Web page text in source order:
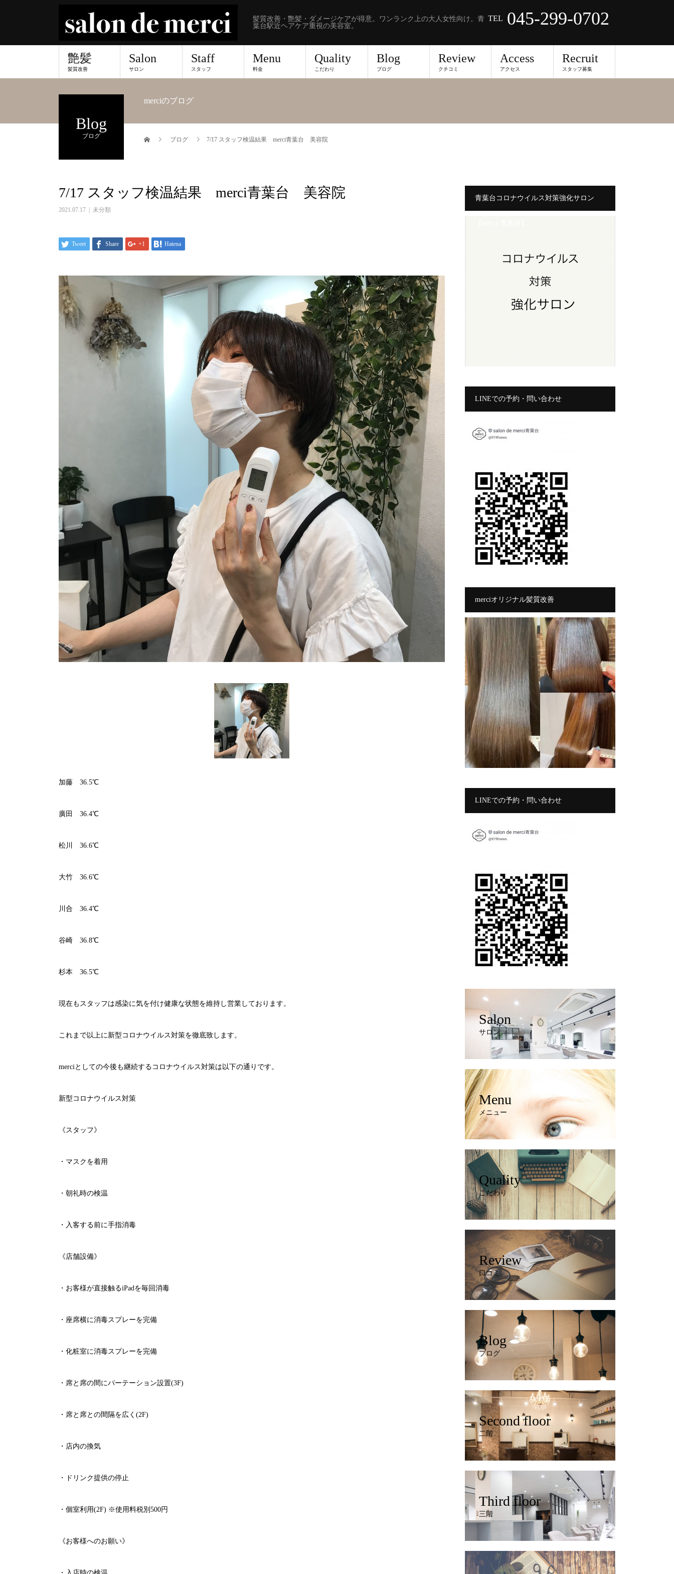
髪質改善・艶髪・ダメージケアが得意。ワンランク上の大人女性向け。青
葉台駅近ヘアケア重視の美容室。
TEL 045-299-0702
艶髪
髪質改善
Salon
サロン
Staff
スタッフ
Menu
料金
Quality
こだわり
Blog
ブログ
Review
クチコミ
Access
アクセス
Recruit
スタッフ募集
Blog
ブログ
merciのブログ
ブログ 7/17 スタッフ検温結果 merci青葉台 美容院
7/17 スタッフ検温結果 merci青葉台 美容院
2021.07.17 未分類
Tweet Share +1 Hatena
加藤 36.5℃
廣田 36.4℃
松川 36.6℃
大竹 36.6℃
川合 36.4℃
谷崎 36.8℃
杉本 36.5℃
現在もスタッフは感染に気を付け健康な状態を維持し営業しております。
これまで以上に新型コロナウイルス対策を徹底致します。
merciとしての今後も継続するコロナウイルス対策は以下の通りです。
新型コロナウイルス対策
《スタッフ》
・マスクを着用
・朝礼時の検温
・入客する前に手指消毒
《店舗設備》
・お客様が直接触るiPadを毎回消毒
・座席横に消毒スプレーを完備
・化粧室に消毒スプレーを完備
・席と席の間にパーテーション設置(3F)
・席と席との間隔を広く (2F)
・店内の換気
・ドリンク提供の停止
・個室利用(2F) ※使用料税別 500円
《お客様へのお願い》
青葉台コロナウイルス対策強化サロン
LINEでの予約・問い合わせ
merciオリジナル髪質改善
LINEでの予約・問い合わせ
Salon
サロン
Menu
メニュー
Quality
こだわり
Review
口コミ
Blog
ブログ
Second floor
二階
Third floor
三階